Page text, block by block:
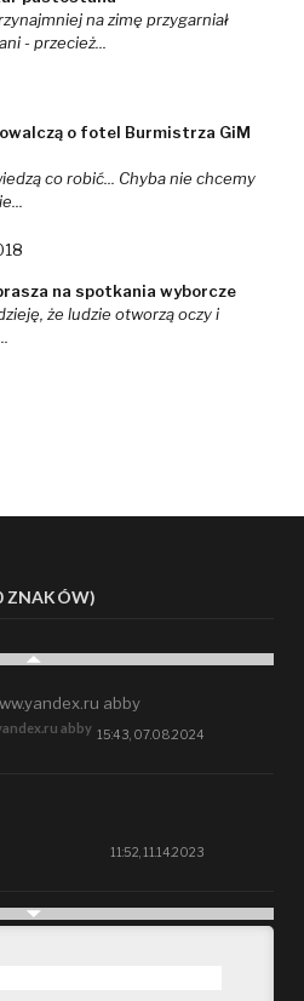
na zimę przygarniał
- przecież...
o fotel Burmistrza GiM
co robić... Chyba nie chcemy
na spotkania wyborcze
że ludzie otworzą oczy i
ZNAKÓW)
abby
abby
15:43, 07.08.2024
11:52, 11.14.2023